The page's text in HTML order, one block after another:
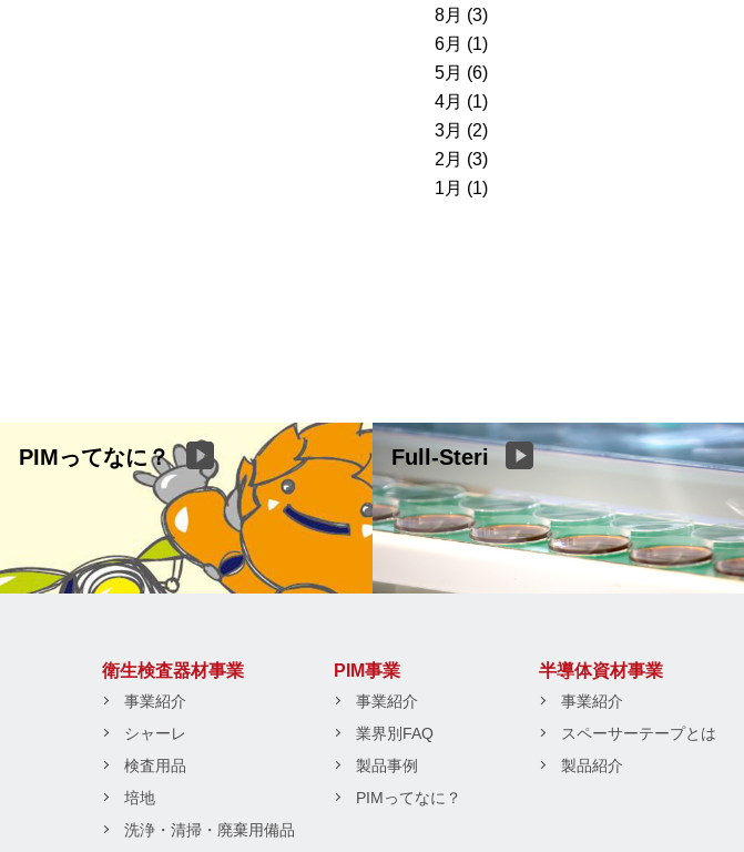
8月 (3)
6月 (1)
5月 (6)
4月 (1)
3月 (2)
2月 (3)
1月 (1)
PIMってなに？ Full-Steri
衛生検査器材事業
事業紹介
シャーレ
検査用品
培地
洗浄・清掃・廃棄用備品
PIM事業
事業紹介
業界別FAQ
製品事例
PIMってなに？
半導体資材事業
事業紹介
スペーサーテープとは
製品紹介